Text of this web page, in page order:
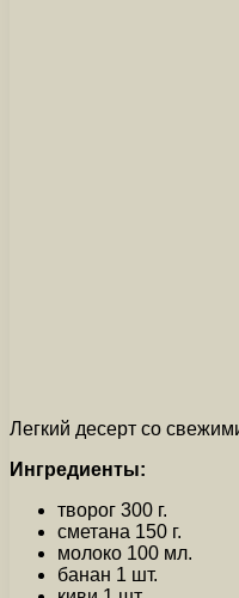
Легкий десерт со
Ингредиенты:
творог 300 г.
сметана 150 г.
молоко 100 мл.
банан 1 шт.